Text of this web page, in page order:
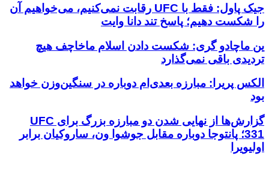
جیک پاول: فقط با UFC رقابت نمی‌کنیم، می‌خواهیم آن
را شکست دهیم؛ پاسخ تند دانا وایت
ین ماچادو گری: شکست دادن اسلام ماخاچف هیچ
تردیدی باقی نمی‌گذارد
الکس پریرا: مبارزه بعدی‌ام دوباره در سنگین‌وزن خواهد
بود
گزارش‌ها از نهایی شدن دو مبارزه بزرگ برای UFC
331؛ پانتوجا دوباره مقابل جوشوا ون، ساروکیان برابر
اولیویرا